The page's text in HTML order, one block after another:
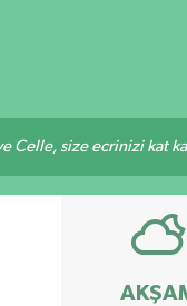
Celle, size ecrinizi kat